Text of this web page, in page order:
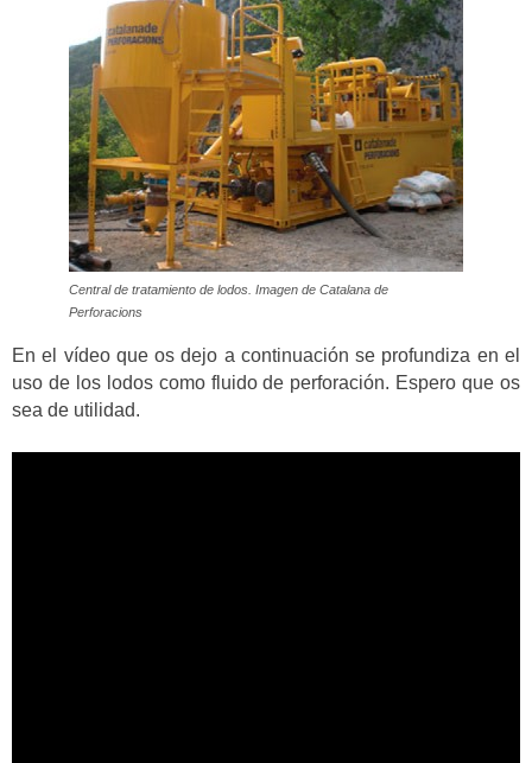
Central de tratamiento de lodos. Imagen de Catalana de
Perforacions
En el vídeo que os dejo a continuación se profundiza en el
uso de los lodos como fluido de perforación. Espero que os
sea de utilidad.